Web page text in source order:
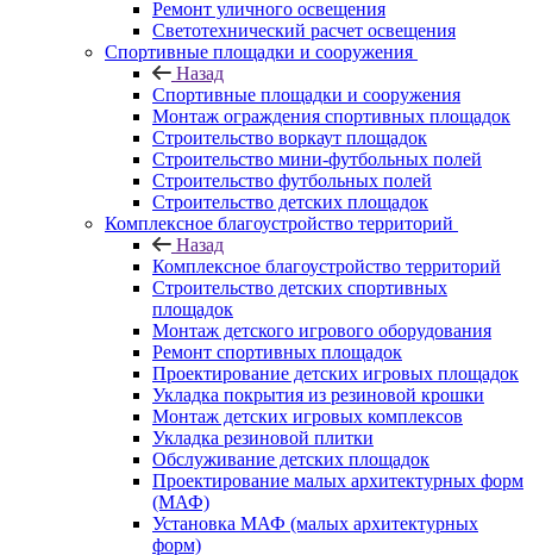
Ремонт уличного освещения
Светотехнический расчет освещения
Спортивные площадки и сооружения
Назад
Спортивные площадки и сооружения
Монтаж ограждения спортивных площадок
Строительство воркаут площадок
Строительство мини-футбольных полей
Строительство футбольных полей
Строительство детских площадок
Комплексное благоустройство территорий
Назад
Комплексное благоустройство территорий
Строительство детских спортивных
площадок
Монтаж детского игрового оборудования
Ремонт спортивных площадок
Проектирование детских игровых площадок
Укладка покрытия из резиновой крошки
Монтаж детских игровых комплексов
Укладка резиновой плитки
Обслуживание детских площадок
Проектирование малых архитектурных форм
(МАФ)
Установка МАФ (малых архитектурных
форм)